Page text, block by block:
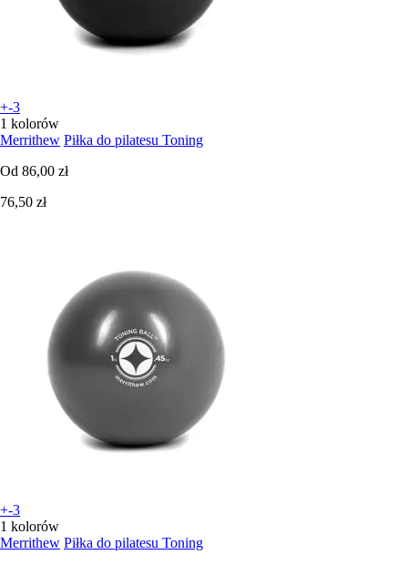
+-3
1 kolorów
Merrithew Piłka do pilatesu Toning
Od 86,00 zł
76,50 zł
+-3
1 kolorów
Merrithew Piłka do pilatesu Toning